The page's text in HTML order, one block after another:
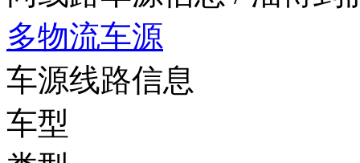
多物流车源
车源线路信息
车型